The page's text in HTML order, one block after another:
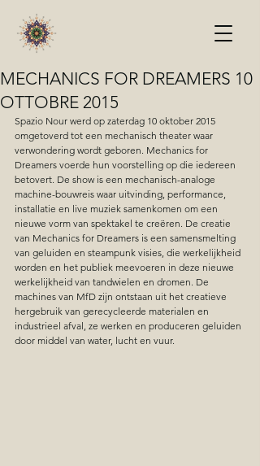
MECHANICS FOR DREAMERS 10
OTTOBRE 2015
Spazio Nour werd op zaterdag 10 oktober 2015
omgetoverd tot een mechanisch theater waar
verwondering wordt geboren. Mechanics for
Dreamers voerde hun voorstelling op die iedereen
betovert. De show is een mechanisch-analoge
machine-bouwreis waar uitvinding, performance,
installatie en live muziek samenkomen om een
nieuwe vorm van spektakel te creëren. De creatie
van Mechanics for Dreamers is een samensmelting
van geluiden en steampunk visies, die werkelijkheid
worden en het publiek meevoeren in deze nieuwe
werkelijkheid van tandwielen en dromen. De
machines van MfD zijn ontstaan uit het creatieve
hergebruik van gerecycleerde materialen en
industrieel afval, ze werken en produceren geluiden
door middel van water, lucht en vuur.